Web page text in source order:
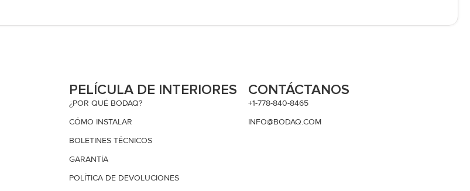
PELÍCULA DE INTERIORES
¿POR QUÉ BODAQ?
CÓMO INSTALAR
BOLETINES TÉCNICOS
GARANTÍA
POLÍTICA DE DEVOLUCIONES
CONTÁCTANOS
+1-778-840-8465
INFO@BODAQ.COM